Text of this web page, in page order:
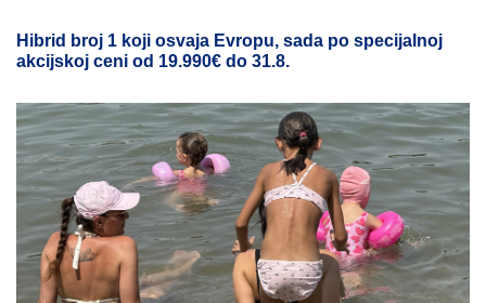
Hibrid broj 1 koji osvaja Evropu, sada po specijalnoj
akcijskoj ceni od 19.990€ do 31.8.